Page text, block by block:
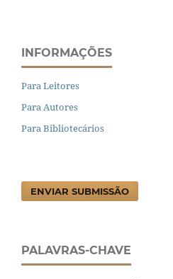
INFORMAÇÕES
Para Leitores
Para Autores
Para Bibliotecários
ENVIAR SUBMISSÃO
PALAVRAS-CHAVE